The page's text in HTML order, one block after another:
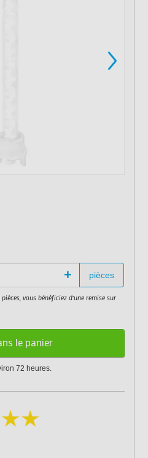
+ pièces
vous bénéficiez d'une remise sur
le panier
72 heures.